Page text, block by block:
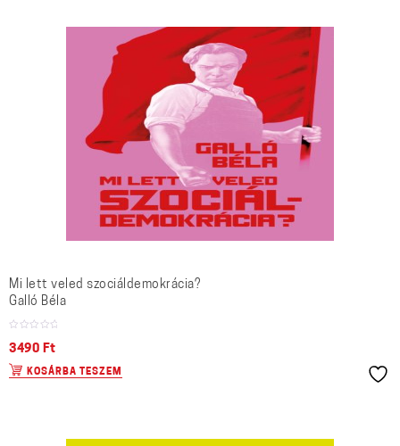
Mi lett veled szociáldemokrácia?
Galló Béla
3490 Ft
KOSÁRBA TESZEM